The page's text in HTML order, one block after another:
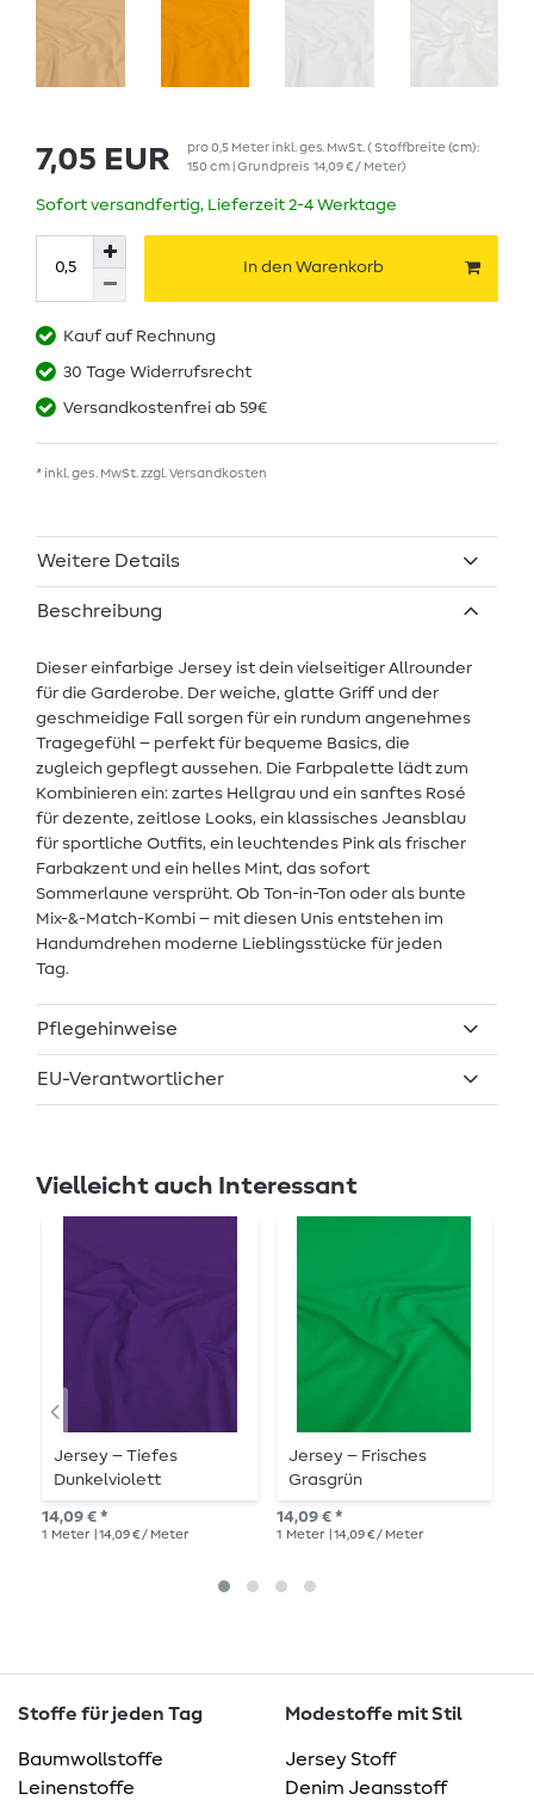
7,05 EUR pro0,5 Meterinkl. ges. MwSt. ( Stoffbreite (cm):
150 cm | Grundpreis 14,09 € / Meter)
Sofort versandfertig, Lieferzeit 2-4 Werktage
In den Warenkorb
Kauf auf Rechnung
30 Tage Widerrufsrecht
Versandkostenfrei ab 59€
* inkl. ges. MwSt. zzgl. Versandkosten
Weitere Details
Beschreibung
Dieser einfarbige Jersey ist dein vielseitiger Allrounder
für die Garderobe. Der weiche, glatte Griff und der
geschmeidige Fall sorgen für ein rundum angenehmes
Tragegefühl – perfekt für bequeme Basics, die
zugleich gepflegt aussehen. Die Farbpalette lädt zum
Kombinieren ein: zartes Hellgrau und ein sanftes Rosé
für dezente, zeitlose Looks, ein klassisches Jeansblau
für sportliche Outfits, ein leuchtendes Pink als frischer
Farbakzent und ein helles Mint, das sofort
Sommerlaune versprüht. Ob Ton-in-Ton oder als bunte
Mix-&-Match-Kombi – mit diesen Unis entstehen im
Handumdrehen moderne Lieblingsstücke für jeden
Tag.
Pflegehinweise
EU-Verantwortlicher
Vielleicht auch Interessant
Jersey – Tiefes
Dunkelviolett
14,09 € *
1 Meter | 14,09 € / Meter
Jersey – Frisches
Grasgrün
14,09 € *
1 Meter | 14,09 € / Meter
Stoffe für jeden Tag
Baumwollstoffe
Leinenstoffe
Modestoffe mit Stil
Jersey Stoff
Denim Jeansstoff